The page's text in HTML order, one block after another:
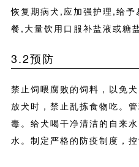
恢复期病犬,应加强护理,给
餐,大量饮用口服补盐液或糖
3.2预防
禁止饲喂腐败的饲料，以免
放犬时，禁止乱拣食物吃。
毒。给犬喝干净清洁的自来
水。制定严格的防疫制度，控